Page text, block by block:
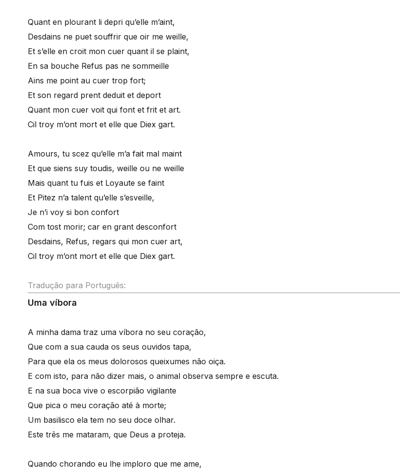
Quant en plourant li depri qu’elle m’aint,
Desdains ne puet souffrir que oir me weille,
Et s’elle en croit mon cuer quant il se plaint,
En sa bouche Refus pas ne sommeille
Ains me point au cuer trop fort;
Et son regard prent deduit et deport
Quant mon cuer voit qui font et frit et art.
Cil troy m’ont mort et elle que Diex gart.
Amours, tu scez qu’elle m’a fait mal maint
Et que siens suy toudis, weille ou ne weille
Mais quant tu fuis et Loyaute se faint
Et Pitez n’a talent qu’elle s’esveille,
Je n’i voy si bon confort
Com tost morir; car en grant desconfort
Desdains, Refus, regars qui mon cuer art,
Cil troy m’ont mort et elle que Diex gart.
Tradução para Português:
Uma víbora
A minha dama traz uma víbora no seu coração,
Que com a sua cauda os seus ouvidos tapa,
Para que ela os meus dolorosos queixumes não oiça.
E com isto, para não dizer mais, o animal observa sempre e escuta.
E na sua boca vive o escorpião vigilante
Que pica o meu coração até à morte;
Um basilisco ela tem no seu doce olhar.
Este três me mataram, que Deus a proteja.
Quando chorando eu lhe imploro que me ame,